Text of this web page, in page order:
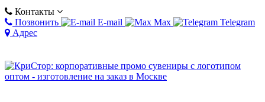
Контакты
Позвонить
E-mail Max
Telegram
Адрес